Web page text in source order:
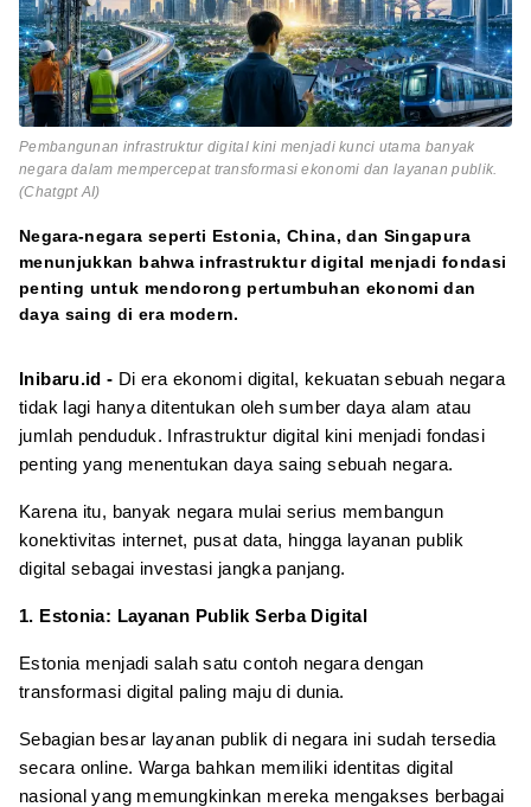
Pembangunan infrastruktur digital kini menjadi kunci utama banyak
negara dalam mempercepat transformasi ekonomi dan layanan publik.
(Chatgpt AI)
Negara-negara seperti Estonia, China, dan Singapura
menunjukkan bahwa infrastruktur digital menjadi fondasi
penting untuk mendorong pertumbuhan ekonomi dan
daya saing di era modern.
Inibaru.id - Di era ekonomi digital, kekuatan sebuah negara
tidak lagi hanya ditentukan oleh sumber daya alam atau
jumlah penduduk. Infrastruktur digital kini menjadi fondasi
penting yang menentukan daya saing sebuah negara.
Karena itu, banyak negara mulai serius membangun
konektivitas internet, pusat data, hingga layanan publik
digital sebagai investasi jangka panjang.
1. Estonia: Layanan Publik Serba Digital
Estonia menjadi salah satu contoh negara dengan
transformasi digital paling maju di dunia.
Sebagian besar layanan publik di negara ini sudah tersedia
secara online. Warga bahkan memiliki identitas digital
nasional yang memungkinkan mereka mengakses berbagai